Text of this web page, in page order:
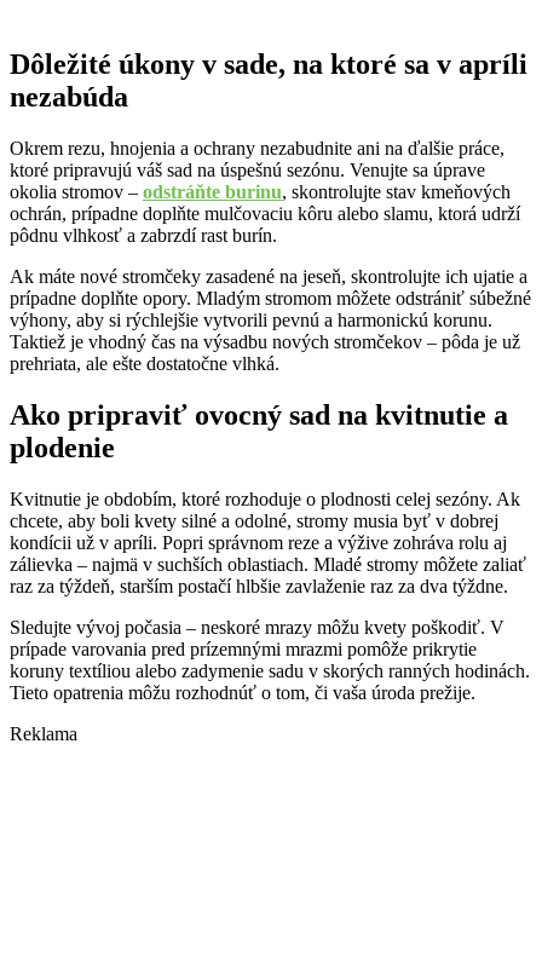
Dôležité úkony v sade, na ktoré sa v apríli
nezabúda
Okrem rezu, hnojenia a ochrany nezabudnite ani na ďalšie práce,
ktoré pripravujú váš sad na úspešnú sezónu. Venujte sa úprave
okolia stromov – odstráňte burinu, skontrolujte stav kmeňových
ochrán, prípadne doplňte mulčovaciu kôru alebo slamu, ktorá udrží
pôdnu vlhkosť a zabrzdí rast burín.
Ak máte nové stromčeky zasadené na jeseň, skontrolujte ich ujatie a
prípadne doplňte opory. Mladým stromom môžete odstrániť súbežné
výhony, aby si rýchlejšie vytvorili pevnú a harmonickú korunu.
Taktiež je vhodný čas na výsadbu nových stromčekov – pôda je už
prehriata, ale ešte dostatočne vlhká.
Ako pripraviť ovocný sad na kvitnutie a
plodenie
Kvitnutie je obdobím, ktoré rozhoduje o plodnosti celej sezóny. Ak
chcete, aby boli kvety silné a odolné, stromy musia byť v dobrej
kondícii už v apríli. Popri správnom reze a výžive zohráva rolu aj
zálievka – najmä v suchších oblastiach. Mladé stromy môžete zaliať
raz za týždeň, starším postačí hlbšie zavlaženie raz za dva týždne.
Sledujte vývoj počasia – neskoré mrazy môžu kvety poškodiť. V
prípade varovania pred prízemnými mrazmi pomôže prikrytie
koruny textíliou alebo zadymenie sadu v skorých ranných hodinách.
Tieto opatrenia môžu rozhodnúť o tom, či vaša úroda prežije.
Reklama